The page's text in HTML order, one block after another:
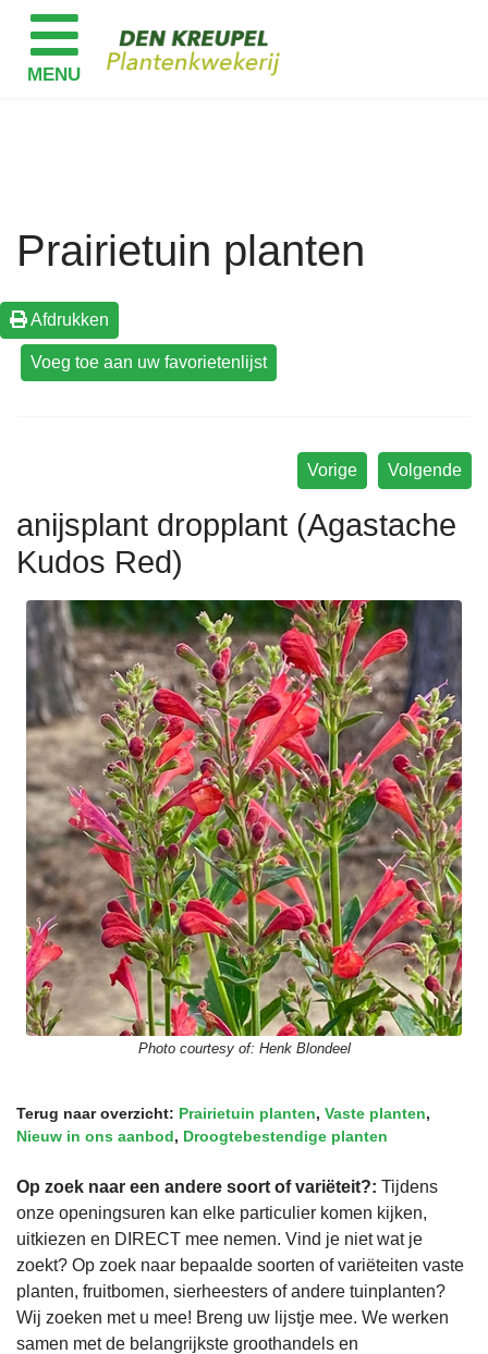
Prairietuin planten
Afdrukken
Volgende
Vorige
anijsplant dropplant (Agastache
Kudos Red)
Photo courtesy of: Henk Blondeel
Terug naar overzicht: Prairietuin planten, Vaste planten,
Nieuw in ons aanbod, Droogtebestendige planten
Op zoek naar een andere soort of variëteit?: Tijdens
onze openingsuren kan elke particulier komen kijken,
uitkiezen en DIRECT mee nemen. Vind je niet wat je
zoekt? Op zoek naar bepaalde soorten of variëteiten vaste
planten, fruitbomen, sierheesters of andere tuinplanten?
Wij zoeken met u mee! Breng uw lijstje mee. We werken
samen met de belangrijkste groothandels en